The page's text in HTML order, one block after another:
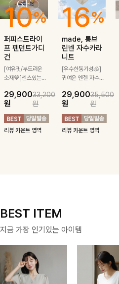
10%
퍼피스트라이
프 펜던트가디
건
[여유핏/부드러운
소재💙]센스있는
귀여운 퍼피 펜던
트로 포인트를 선
사하는 니트 가디
건을 소개할게요 :)
29,900
원
33,200
원
리뷰 카운트 영역
16%
made, 롱브
린넨 자수카라
니트
[우수한통기성🧊]
귀여운 엔젤 자수
가 되어주는 니트:)
카라와 버튼 디테
일로 밋밋함을 덜
어냈고 린넨 혼방
소재로 입자마자
29,900
원
35,500
원
리뷰 카운트 영역
BEST ITEM
지금 가장 인기있는 아이템